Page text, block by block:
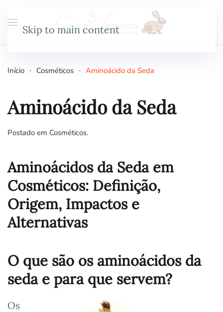
Skip to main content
Início Cosméticos Aminoácido da Seda
Aminoácido da Seda
Postado em Cosméticos.
Aminoácidos da Seda em
Cosméticos: Definição,
Origem, Impactos e
Alternativas
O que são os aminoácidos da
seda e para que servem?
Os